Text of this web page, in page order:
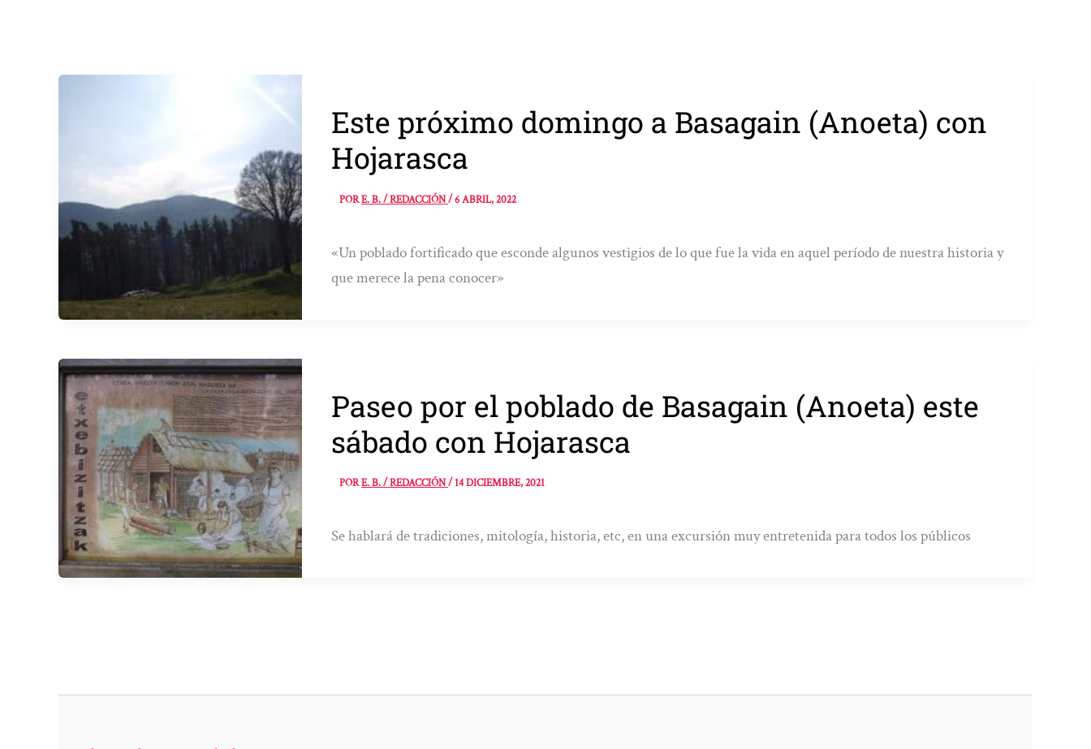
Este próximo domingo a Basagain (Anoeta) con
Hojarasca
PORE. B. / REDACCIÓN/6 ABRIL, 2022
«Un poblado fortificado que esconde algunos vestigios de lo que fue la vida en aquel período de nuestra historia y
que merece la pena conocer»
Paseo por el poblado de Basagain (Anoeta) este
sábado con Hojarasca
PORE. B. / REDACCIÓN/14 DICIEMBRE, 2021
Se hablará de tradiciones, mitología, historia, etc, en una excursión muy entretenida para todos los públicos